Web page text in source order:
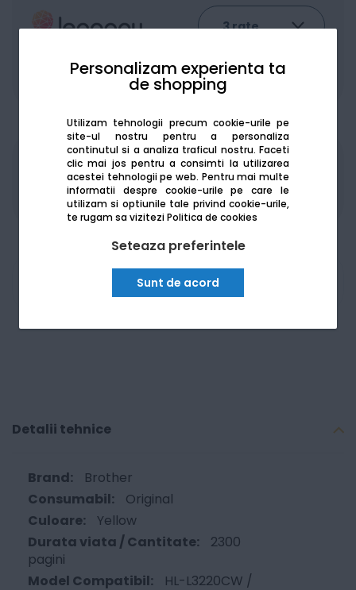
Personalizam experienta ta
de shopping
Utilizam tehnologii precum cookie-urile pe
site-ul nostru pentru a personaliza
continutul si a analiza traficul nostru. Faceti
clic mai jos pentru a consimti la utilizarea
acestei tehnologii pe web. Pentru mai multe
informatii despre cookie-urile pe care le
utilizam si optiunile tale privind cookie-urile,
te rugam sa viziteziPolitica de cookies
Seteaza preferintele
Sunt de acord
207.39Lei / lună
Produsele sunt disponibile pe platforma de
achizitii publiceSEAP/SICAP
Am nevoie de ajutor
Detalii tehnice
Brother
Original
Yellow
2300
pagini
HL-L3220CW /